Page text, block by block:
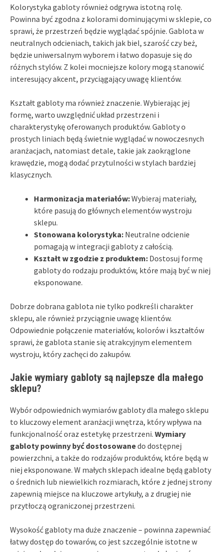
Kolorystyka gabloty również odgrywa istotną rolę.
Powinna być zgodna z kolorami dominującymi w sklepie, co
sprawi, że przestrzeń będzie wyglądać spójnie. Gablota w
neutralnych odcieniach, takich jak biel, szarość czy beż,
będzie uniwersalnym wyborem i łatwo dopasuje się do
różnych stylów. Z kolei mocniejsze kolory mogą stanowić
interesujący akcent, przyciągający uwagę klientów.
Kształt gabloty ma również znaczenie. Wybierając jej
formę, warto uwzględnić układ przestrzeni i
charakterystykę oferowanych produktów. Gabloty o
prostych liniach będą świetnie wyglądać w nowoczesnych
aranżacjach, natomiast detale, takie jak zaokrąglone
krawędzie, mogą dodać przytulności w stylach bardziej
klasycznych.
Harmonizacja materiałów:Wybieraj materiały,
które pasują do głównych elementów wystroju
sklepu.
Stonowana kolorystyka: Neutralne odcienie
pomagają w integracji gabloty z całością.
Kształt w zgodzie z produktem: Dostosuj formę
gabloty do rodzaju produktów, które mają być w niej
eksponowane.
Dobrze dobrana gablota nie tylko podkreśli charakter
sklepu, ale również przyciągnie uwagę klientów.
Odpowiednie połączenie materiałów, kolorów i kształtów
sprawi, że gablota stanie się atrakcyjnym elementem
wystroju, który zachęci do zakupów.
Jakie wymiary gabloty są najlepsze dla małego
sklepu?
Wybór odpowiednich wymiarów gabloty dla małego sklepu
to kluczowy element aranżacji wnętrza, który wpływa na
funkcjonalność oraz estetykę przestrzeni. Wymiary
gabloty powinny być dostosowanedo dostępnej
powierzchni, a także do rodzajów produktów, które będą w
niej eksponowane. W małych sklepach idealne będą gabloty
o średnich lub niewielkich rozmiarach, które z jednej strony
zapewnią miejsce na kluczowe artykuły, a z drugiej nie
przytłoczą ograniczonej przestrzeni.
Wysokość gabloty ma duże znaczenie – powinna zapewniać
łatwy dostęp do towarów, co jest szczególnie istotne w